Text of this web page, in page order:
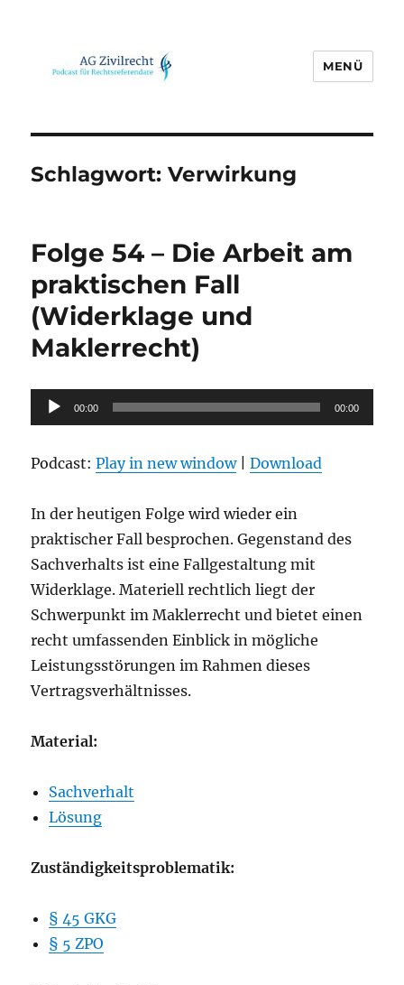
MENÜ
Schlagwort:Verwirkung
Folge 54 – Die Arbeit am
praktischen Fall
(Widerklage und
Maklerrecht)
Audio-
Player
00:00 00:00
Podcast:Play in new window|Download
In der heutigen Folge wird wieder ein
praktischer Fall besprochen. Gegenstand des
Sachverhalts ist eine Fallgestaltung mit
Widerklage. Materiell rechtlich liegt der
Schwerpunkt im Maklerrecht und bietet einen
recht umfassenden Einblick in mögliche
Leistungsstörungen im Rahmen dieses
Vertragsverhältnisses.
Material:
Sachverhalt
Lösung
Zuständigkeitsproblematik:
§ 45 GKG
§ 5 ZPO